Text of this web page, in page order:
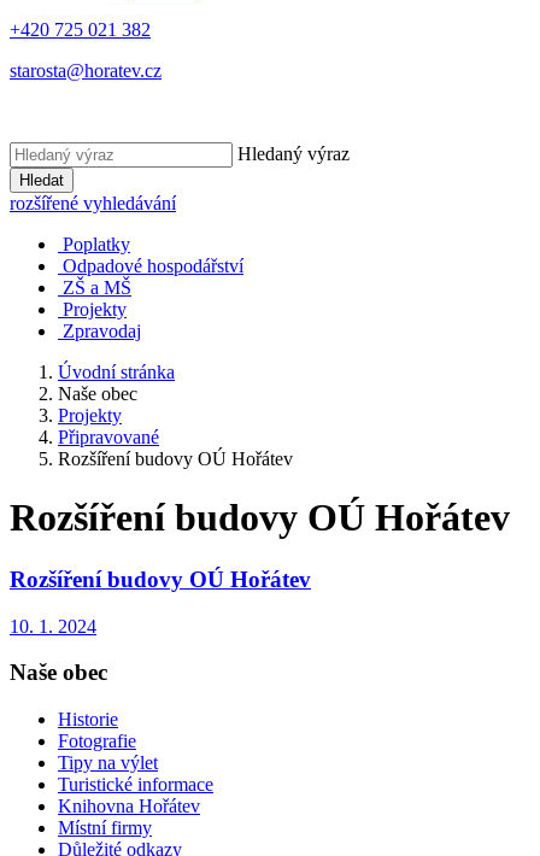
+420 725 021 382
starosta@horatev.cz
Hledaný výraz
Hledat
rozšířené vyhledávání
Poplatky
Odpadové hospodářství
ZŠ a MŠ
Projekty
Zpravodaj
Úvodní stránka
Naše obec
Projekty
Připravované
Rozšíření budovy OÚ Hořátev
Rozšíření budovy OÚ Hořátev
Rozšíření budovy OÚ Hořátev
10. 1. 2024
Naše obec
Historie
Fotografie
Tipy na výlet
Turistické informace
Knihovna Hořátev
Místní firmy
Důležité odkazy